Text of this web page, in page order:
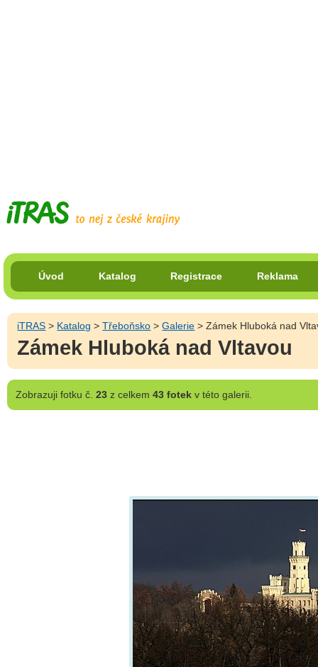
Úvod Katalog Registrace Reklama
iTRAS > Katalog >Třeboňsko >Galerie > Zámek Hluboká nad
Zámek Hluboká nad Vltavou
Zobrazujifotku č. 23z celkem 43 fotekv této galerii.